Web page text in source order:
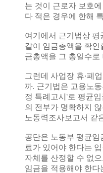
는 것이 근로자 보호
다 적은 경우에 한해
여기에서 근기법상
같이 임금총액을 확
금총액을 그 총일수
그런데 사업장 휴·폐
까. 근기법은 고용노
정 특례고시'로 평균
의 전부가 명확하지
노동력조사보고서 같
공단은 노동부 평균
료가 있어야 한다는
자체를 산정할 수 없
임금을 적용해야 한다